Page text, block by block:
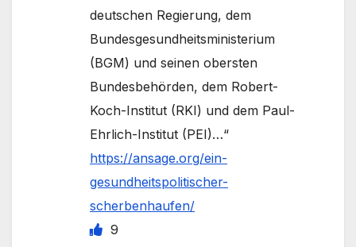
deutschen Regierung, dem
Bundesgesundheitsministerium
(BGM) und seinen obersten
Bundesbehörden, dem Robert-
Koch-Institut (RKI) und dem Paul-
Ehrlich-Institut (PEI)…“
https://ansage.org/ein-
gesundheitspolitischer-
scherbenhaufen/
9